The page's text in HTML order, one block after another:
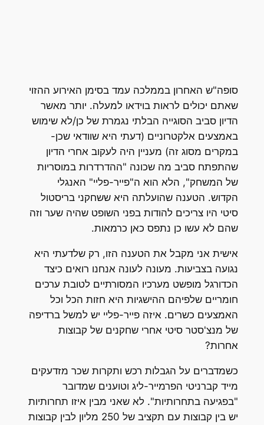
סופה"ש האחרון בממלכה עמד בסימן האירוע ההזוי
שאתם יכולים לראות בוידאו למעלה. יותר מאשר
הדיון סביב הסוגייה הבלתי נגמרת של כן/לא שימוש
באמצעים אלקטרוניים (דעתי היא שוודאי שכן-
במקרים מסוג זה) מעניין היה לעקוב אחרי הדיון
שהתפתח סביב מה שכונה "ההדרדרות במוסריות
של המשחק", הלא הוא ה"פייר-פליי" האנגלי
הקדוש. הטענה שהועלתה היא ששחקני בריסטול
סיטי היו צריכים להודות בפני השופט שהיה שער וזה
שהם לא עשו כן נתפס כאן כרמאות.
אישית אני מקבל את הטענה הזו, רק שלדעתי היא
נגועה בצביעות. מעונה לעונה אנחנו רואים כיצד
הכדורגל מופשט מערכיו המסורתיים לטובת ערכים
חומריים שלפיהם ההישגיות היא חזות הכל וכל
האמצעים כשרים. איזה פייר-פליי יש למשל ברדיפה
של מנצ'סטר סיטי אחרי שחקנים של קבוצות
אחרות?
כשמדברים על הגבלות רכש ותקרות שכר מזדעקים
מייד קברניטי הפרמייר-ליג וטוענים שמדובר
"בפגיעה בתחרותיות". לא שאני מבין איזו תחרותיות
יש בין קבוצות עם תקציב של 250 מליון לבין קבוצות